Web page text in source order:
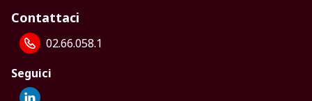
Contattaci
02.66.058.1
Seguici